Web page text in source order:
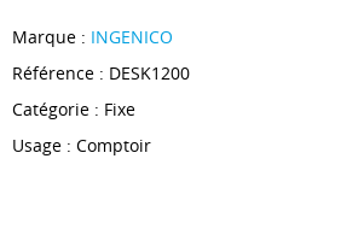
Marque : INGENICO
Référence : DESK1200
Catégorie : Fixe
Usage : Comptoir